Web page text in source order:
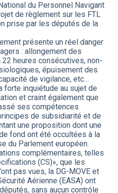
du Personnel Navigant
de règlement sur les FTL
prise par les députés de la
présente un réel danger
: allongement des
heures consécutives, non-
épuisement des
de vigilance, etc…
forte inquiétude au sujet de
et craint également que
ses compétences
de subsidiarité et de
une proposition dont une
fond ont été occultées à la
du Parlement européen.
complémentaires, telles
(CS)», que les
pas vues, la DG-MOVE et
Aérienne (EASA) ont
sans aucun contrôle